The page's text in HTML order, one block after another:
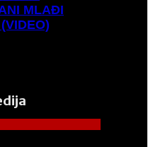
MLAĐI